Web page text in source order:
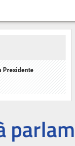
Presidente